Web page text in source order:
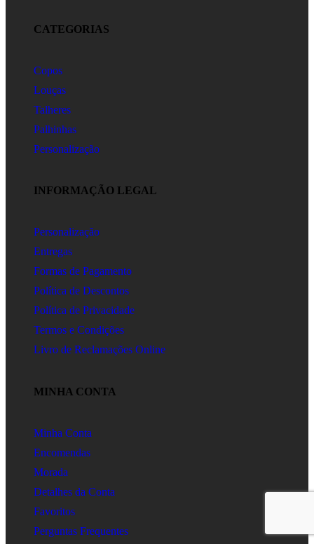
CATEGORIAS
Copos
Louças
Talheres
Palhinhas
Personalização
INFORMAÇÃO LEGAL
Personalização
Entregas
Formas de Pagamento
Política de Descontos
Política de Privacidade
Termos e Condições
Livro de Reclamações Online
MINHA CONTA
Minha Conta
Encomendas
Morada
Detalhes da Conta
Favoritos
Perguntas Frequentes